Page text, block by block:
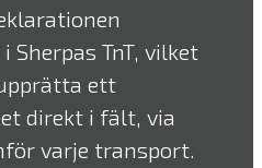
Sherpas TnT, vilket
ett
direkt i fält, via
varje transport.